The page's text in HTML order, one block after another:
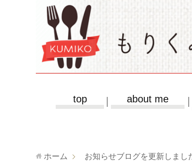
top about me
ホーム お知らせブログを更新しまし